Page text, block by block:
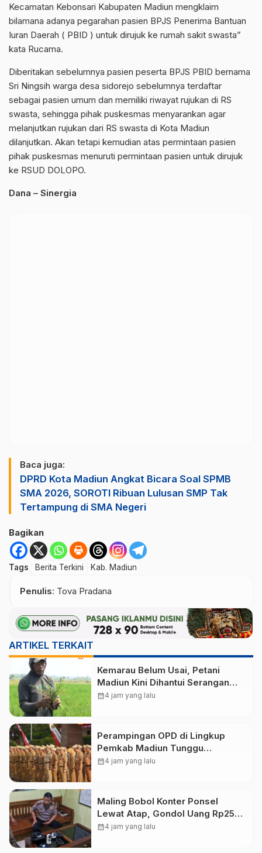
Kecamatan Kebonsari Kabupaten Madiun mengklaim
bilamana adanya pegarahan pasien BPJS Penerima Bantuan
Iuran Daerah ( PBID ) untuk dirujuk ke rumah sakit swasta”
kata Rucama.
Diberitakan sebelumnya pasien peserta BPJS PBID bernama
Sri Ningsih warga desa sidorejo sebelumnya terdaftar
sebagai pasien umum dan memiliki riwayat rujukan di RS
swasta, sehingga pihak puskesmas menyarankan agar
melanjutkan rujukan dari RS swasta di Kota Madiun
dilanjutkan. Akan tetapi kemudian atas permintaan pasien
pihak puskesmas menuruti permintaan pasien untuk dirujuk
ke RSUD DOLOPO.
Dana – Sinergia
Baca juga:
DPRD Kota Madiun Angkat Bicara Soal SPMB
SMA 2026, SOROTI Ribuan Lulusan SMP Tak
Tertampung di SMA Negeri
Bagikan
Tags Berita Terkini Kab. Madiun
Penulis: Tova Pradana
ARTIKEL TERKAIT
Kemarau Belum Usai, Petani
Madiun Kini Dihantui Serangan
Wereng yang Ancam Produksi
calendar_month4 jam yang lalu
Perampingan OPD di Lingkup
Pemkab Madiun Tunggu
Persetujuan Kemendagri
calendar_month4 jam yang lalu
Maling Bobol Konter Ponsel
Lewat Atap, Gondol Uang Rp25
Juta dan Empat HP di Ponorogo
calendar_month4 jam yang lalu